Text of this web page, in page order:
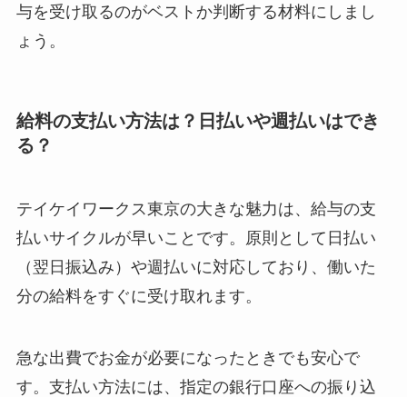
与を受け取るのがベストか判断する材料にしまし
ょう。
給料の支払い方法は？日払いや週払いはでき
る？
テイケイワークス東京の大きな魅力は、給与の支
払いサイクルが早いことです。原則として日払い
（翌日振込み）や週払いに対応しており、働いた
分の給料をすぐに受け取れます。
急な出費でお金が必要になったときでも安心で
す。支払い方法には、指定の銀行口座への振り込